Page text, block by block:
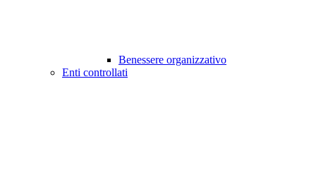
Benessere organizzativo
Enti controllati